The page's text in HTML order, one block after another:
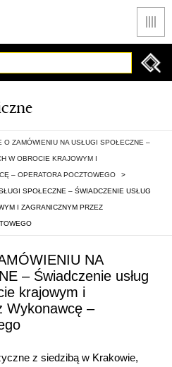
O ZAMÓWIENIU NA USŁUGI SPOŁECZNE –
W OBROCIE KRAJOWYM I
– OPERATORA POCZTOWEGO >
SPOŁECZNE – ŚWIADCZENIE USŁUG
I ZAGRANICZNYM PRZEZ
NA
– Świadczenie usług
krajowym i
Wykonawcę –
z siedzibą w Krakowie,